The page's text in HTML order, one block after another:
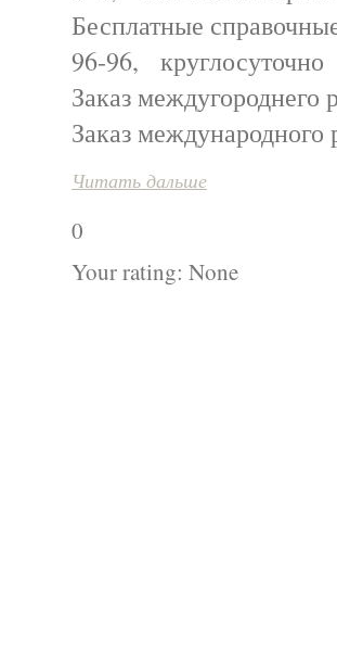
Бесплатные
96-96, круглосуточно
Заказ
Заказ международного
Читать дальше
0
Your rating: None